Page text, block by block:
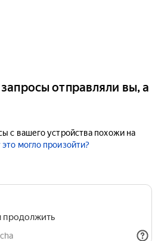
отправляли вы, а
с вашего устройства похожи на
могло произойти?